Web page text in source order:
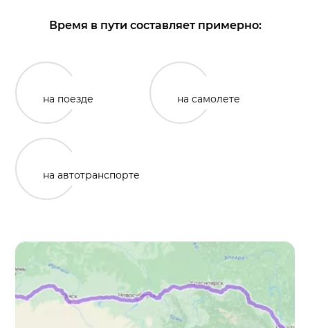
Время в пути составляет примерно:
на поезде на самолете
на автотранспорте